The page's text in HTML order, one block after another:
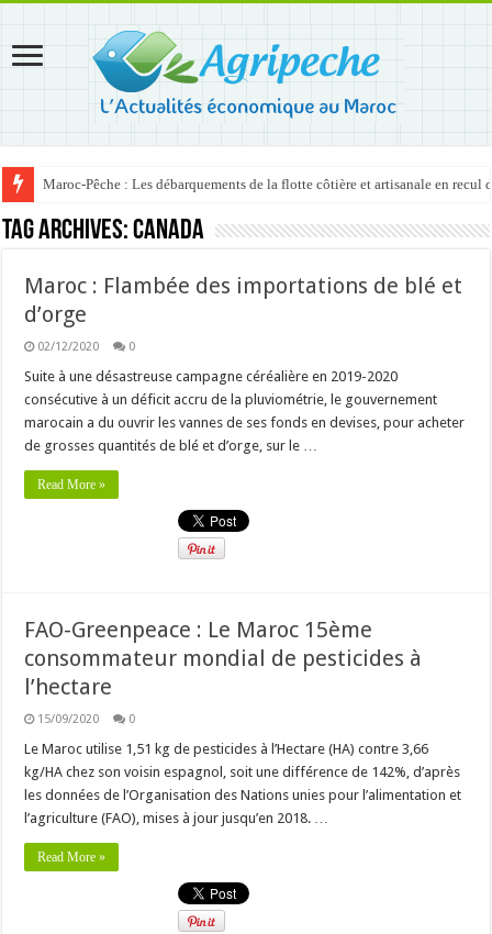
Maroc-Pêche : Les débarquements de la flotte côtière et artisanale en recul
Tag Archives:Canada
Maroc : Flambée des importations de blé et
d’orge
02/12/2020 0
Suite à une désastreuse campagne céréalière en 2019-2020
consécutive à un déficit accru de la pluviométrie, le gouvernement
marocain a du ouvrir les vannes de ses fonds en devises, pour acheter
de grosses quantités de blé et d’orge, sur le …
Read More »
FAO-Greenpeace : Le Maroc 15ème
consommateur mondial de pesticides à
l’hectare
15/09/2020 0
Le Maroc utilise 1,51 kg de pesticides à l’Hectare (HA) contre 3,66
kg/HA chez son voisin espagnol, soit une différence de 142%, d’après
les données de l’Organisation des Nations unies pour l’alimentation et
l’agriculture (FAO), mises à jour jusqu’en 2018. …
Read More »